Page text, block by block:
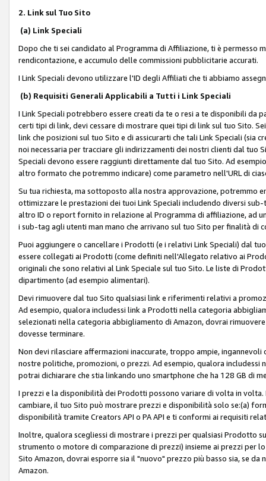
2. Link sul Tuo Sito
(a) Link Speciali
Dopo che ti sei candidato al Programma di Affiliazione, ti è permesso
rendicontazione, e accumulo delle commissioni pubblicitarie accurati.
I Link Speciali devono utilizzare l'ID degli Affiliati che ti abbiamo
(b) Requisiti Generali Applicabili a Tutti i Link Speciali
I Link Speciali potrebbero essere creati da te o resi a te disponibili
certi tipi di link, devi cessare di mostrare quei tipi di link sul tuo Sito.
link che posizioni sul tuo Sito e di assicurarti che tali Link Speciali
noi necessaria per tracciare gli indirizzamenti dei nostri clienti dal tuo
Speciali devono essere raggiunti direttamente dal tuo Sito. Ad
altro formato che potremmo indicare) come parametro nell'URL di
Su tua richiesta, ma sottoposto alla nostra approvazione,
ottimizzare le prestazioni dei tuoi Link Speciali includendo diversi sub-
altro ID o report fornito in relazione al Programma di affiliazione, ad
i sub-tag agli utenti man mano che arrivano sul tuo Sito per finalità
Puoi aggiungere o cancellare i Prodotti (e i relativi Link Speciali) dal
essere collegati ai Prodotti (come definiti nell'Allegato relativo ai
originali che sono relativi al Link Speciale sul tuo Sito. Le liste di
dipartimento (ad esempio alimentari).
Devi rimuovere dal tuo Sito qualsiasi link e riferimenti relativi a
Ad esempio, qualora includessi link a Prodotti nella categoria
selezionati nella categoria abbigliamento di Amazon, dovrai
dovesse terminare.
Non devi rilasciare affermazioni inaccurate, troppo ampie,
nostre politiche, promozioni, o prezzi. Ad esempio, qualora includessi
potrai dichiarare che stia linkando uno smartphone che ha 128 GB di
I prezzi e la disponibilità dei Prodotti possono variare di volta in
cambiare, il tuo Sito può mostrare prezzi e disponibilità solo se:(a)
disponibilità tramite Creators API o PA API e ti conformi ai requisiti
Inoltre, qualora scegliessi di mostrare i prezzi per qualsiasi Prodotto
strumento o motore di comparazione di prezzi) insieme ai prezzi
Sito Amazon, dovrai esporre sia il "nuovo" prezzo più basso sia, se
Amazon.